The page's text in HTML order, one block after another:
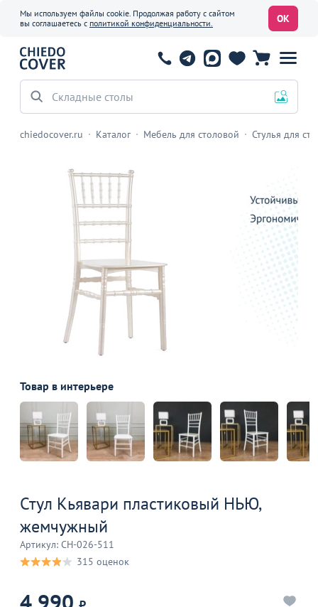
Мы используем файлы cookie. Продолжая работу с сайтом
вы соглашаетесь с политикой конфиденциальности. ОК
Складные столы
chiedocover.ru Каталог Мебель для столовой Стулья для
Товар в интерьере
Стул Кьявари пластиковый НЬЮ,
жемчужный
Артикул: CH-026-511
315 оценок